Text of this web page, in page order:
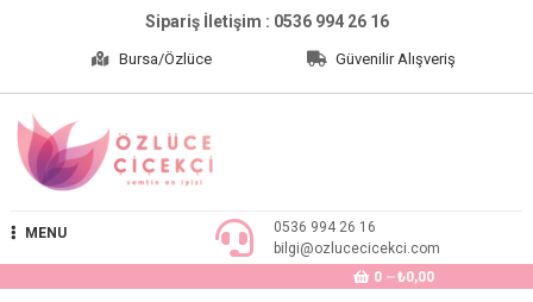
Sipariş İletişim : 0536 994 26 16
Bursa/Özlüce Güvenilir Alışveriş
Özlüce Çiçekçi
MENU
0536 994 26 16
bilgi@ozlucecicekci.com
0
₺0,00